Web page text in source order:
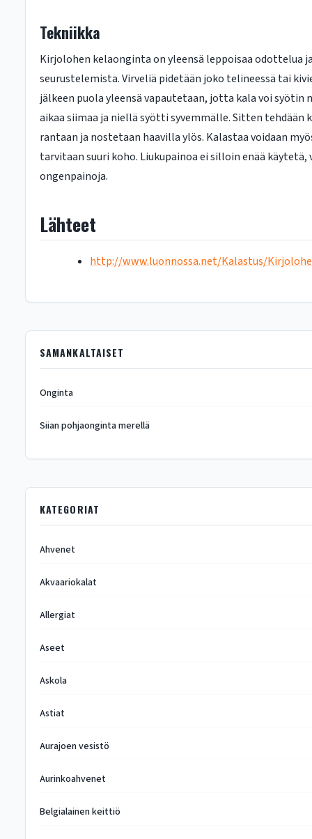
Tekniikka
Kirjolohen kelaonginta on yleensä leppoisaa odottelua
seurustelemista. Virveliä pidetään joko telineessä tai
jälkeen puola yleensä vapautetaan, jotta kala voi syötin
aikaa siimaa ja niellä syötti syvemmälle. Sitten tehdään
rantaan ja nostetaan haavilla ylös. Kalastaa voidaan
tarvitaan suuri koho. Liukupainoa ei silloin enää
ongenpainoja.
Lähteet
http://www.luonnossa.net/Kalastus/
SAMANKALTAISET
Onginta
Siian pohjaonginta merellä
KATEGORIAT
Ahvenet
Akvaariokalat
Allergiat
Aseet
Askola
Astiat
Aurajoen vesistö
Aurinkoahvenet
Belgialainen keittiö